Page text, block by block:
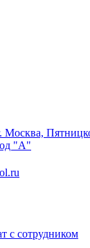
Москва,
"А"
с сотрудником